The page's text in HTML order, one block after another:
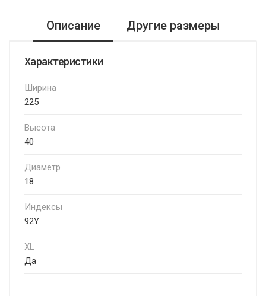
Описание Другие размеры
Характеристики
Ширина
225
Высота
40
Диаметр
18
Индексы
92Y
XL
Да